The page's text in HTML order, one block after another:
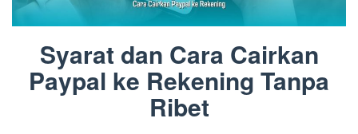
Syarat dan Cara Cairkan
Paypal ke Rekening Tanpa
Ribet